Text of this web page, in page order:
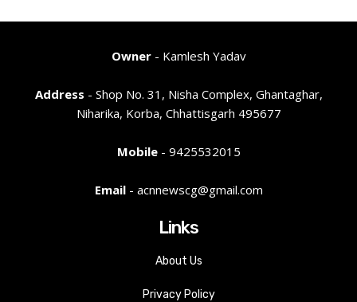
Owner- Kamlesh Yadav
Address - Shop No. 31, Nisha Complex, Ghantaghar,
Niharika, Korba, Chhattisgarh 495677
Mobile- 9425532015
Email- acnnewscg@gmail.com
Links
About Us
Privacy Policy